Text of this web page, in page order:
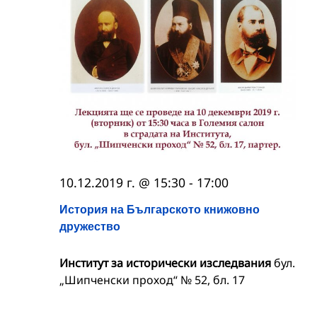
История на Българското книжовно
дружество
10.12.2019 г. @ 15:30 - 17:00
Институт за исторически изследваниябул.
„Шипченски проход“ № 52, бл. 17